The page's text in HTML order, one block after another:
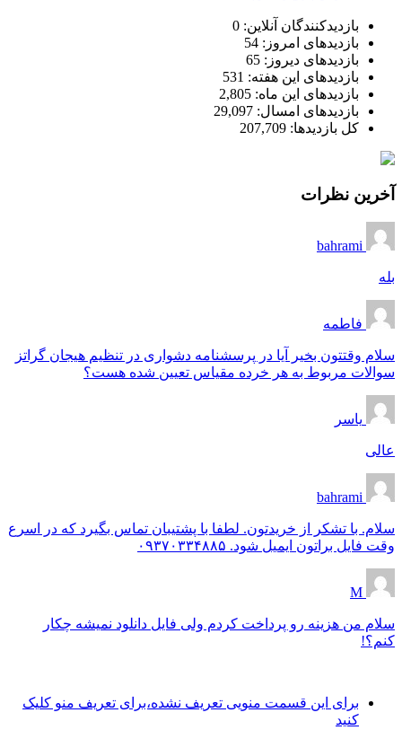
بازدیدکنندگان آنلاین: 0
بازدیدهای امروز: 54
بازدیدهای دیروز: 65
بازدیدهای این هفته: 531
بازدیدهای این ماه: 2,805
بازدیدهای امسال: 29,097
کل بازدیدها: 207,709
آخرین نظرات
bahrami
بله
فاطمه
سلام وقتتون بخیر آیا در پرسشنامه دشواری در تنظیم هیجان گراتز
سوالات مربوط به هر خرده مقیاس تعیین شده هست؟
یاسر
عالی
bahrami
سلام. با تشکر از خریدتون. لطفا با پشتیبان تماس بگیرد که در اسرع
وقت فایل براتون ایمیل شود. ۰۹۳۷۰۳۳۴۸۸۵
M
سلام من هزینه رو پرداخت کردم ولی فایل دانلود نمیشه چکار
کنم؟!
برای این قسمت منویی تعریف نشده،برای تعریف منو کلیک
کنید